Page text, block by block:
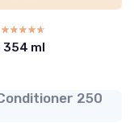
☆☆☆☆☆
★★★★★
354 ml
250